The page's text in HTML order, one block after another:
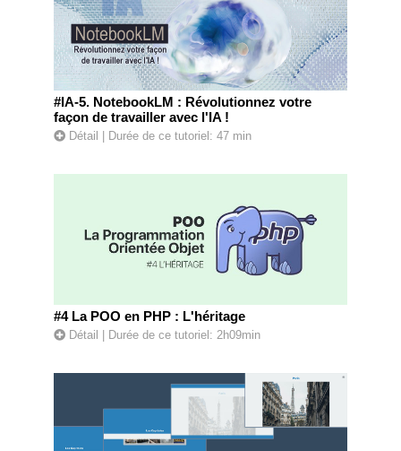
#IA-5. NotebookLM : Révolutionnez votre
façon de travailler avec l'IA !
Détail | Durée de ce tutoriel: 47 min
#4 La POO en PHP : L'héritage
Détail | Durée de ce tutoriel: 2h09min